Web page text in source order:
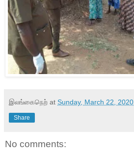
இலங்கைநெற் at Sunday, March 22, 2020
Share
No comments: